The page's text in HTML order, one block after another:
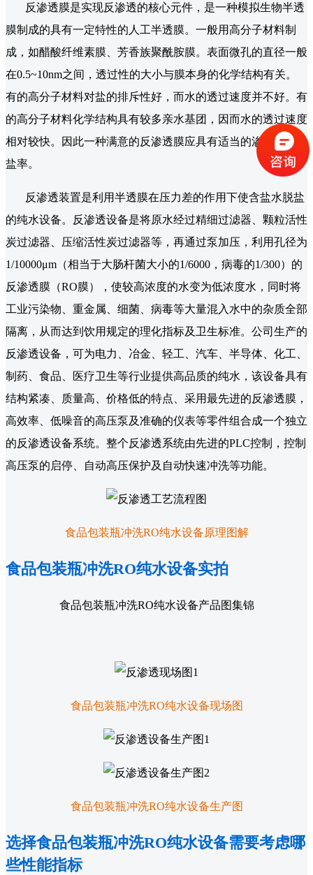
反渗透膜是实现反渗透的核心元件，是一种模拟生物半透
膜制成的具有一定特性的人工半透膜。一般用高分子材料制
成，如醋酸纤维素膜、芳香族聚酰胺膜。表面微孔的直径一般
在0.5~10nm之间，透过性的大小与膜本身的化学结构有关。
有的高分子材料对盐的排斥性好，而水的透过速度并不好。有
的高分子材料化学结构具有较多亲水基团，因而水的透过速度
相对较快。因此一种满意的反渗透膜应具有适当的渗透量或脱
盐率。
反渗透装置是利用半透膜在压力差的作用下使含盐水脱盐
的纯水设备。反渗透设备是将原水经过精细过滤器、颗粒活性
炭过滤器、压缩活性炭过滤器等，再通过泵加压，利用孔径为
1/10000μm（相当于大肠杆菌大小的1/6000，病毒的1/300）的
反渗透膜（RO膜），使较高浓度的水变为低浓度水，同时将
工业污染物、重金属、细菌、病毒等大量混入水中的杂质全部
隔离，从而达到饮用规定的理化指标及卫生标准。公司生产的
反渗透设备，可为电力、冶金、轻工、汽车、半导体、化工、
制药、食品、医疗卫生等行业提供高品质的纯水，该设备具有
结构紧凑、质量高、价格低的特点、采用最先进的反渗透膜，
高效率、低噪音的高压泵及准确的仪表等零件组合成一个独立
的反渗透设备系统。整个反渗透系统由先进的PLC控制，控制
高压泵的启停、自动高压保护及自动快速冲洗等功能。
食品包装瓶冲洗RO纯水设备原理图解
食品包装瓶冲洗RO纯水设备实拍
食品包装瓶冲洗RO纯水设备产品图集锦
食品包装瓶冲洗RO纯水设备现场图
食品包装瓶冲洗RO纯水设备生产图
选择食品包装瓶冲洗RO纯水设备需要考虑哪
些性能指标